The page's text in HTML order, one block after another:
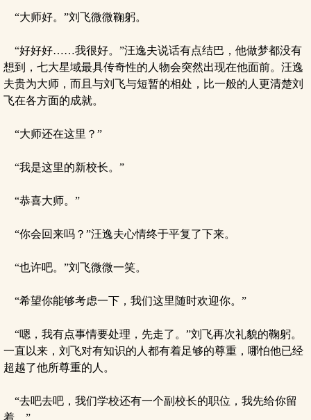
“大师好。”刘飞微微鞠躬。
“好好好……我很好。”汪逸夫说话有点结巴，他做梦都没有
想到，七大星域最具传奇性的人物会突然出现在他面前。汪逸
夫贵为大师，而且与刘飞与短暂的相处，比一般的人更清楚刘
飞在各方面的成就。
“大师还在这里？”
“我是这里的新校长。”
“恭喜大师。”
“你会回来吗？”汪逸夫心情终于平复了下来。
“也许吧。”刘飞微微一笑。
“希望你能够考虑一下，我们这里随时欢迎你。”
“嗯，我有点事情要处理，先走了。”刘飞再次礼貌的鞠躬。
一直以来，刘飞对有知识的人都有着足够的尊重，哪怕他已经
超越了他所尊重的人。
“去吧去吧，我们学校还有一个副校长的职位，我先给你留
着。”